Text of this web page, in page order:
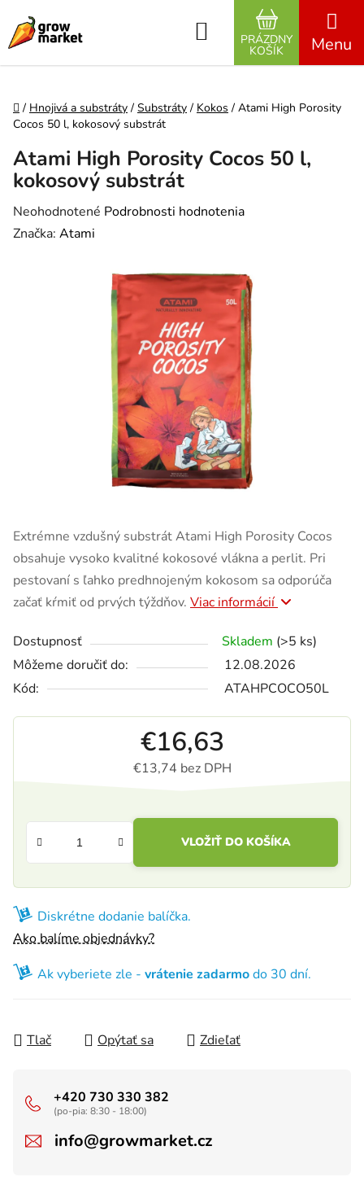
Hľadať
NÁKUPNÝ
PRÁZDNY
KOŠÍK
Domov
/ Hnojivá a substráty / Substráty / Kokos / Atami High Porosity
Cocos 50 l, kokosový substrát
Extrémne vzdušný substrát Atami High Porosity Cocos
obsahuje vysoko kvalitné kokosové vlákna a perlit. Pri
pestovaní s ľahko predhnojeným kokosom sa odporúča
začať kŕmiť od prvých týždňov. Viac informácií
Dostupnosť Skladem (>5 ks)
Môžeme doručiť do:
12.08.2026
Kód:
ATAHPCOCO50L
€16,63
€13,74 bez DPH
VLOŽIŤ DO KOŠÍKA
Diskrétne dodanie balíčka.
Ako balíme objednávky?
Ak vyberiete zle - vrátenie zadarmodo 30 dní.
Tlač Opýtať sa Zdieľať
+420 730 330 382
(po-pia: 8:30 - 18:00)
info@growmarket.cz
Atami High Porosity Cocos 50 l,
kokosový substrát
Priemerné hodnotenie produktu je 0,0 z 5 hviezdičiek.
Neohodnotené Podrobnosti hodnotenia
Značka: Atami